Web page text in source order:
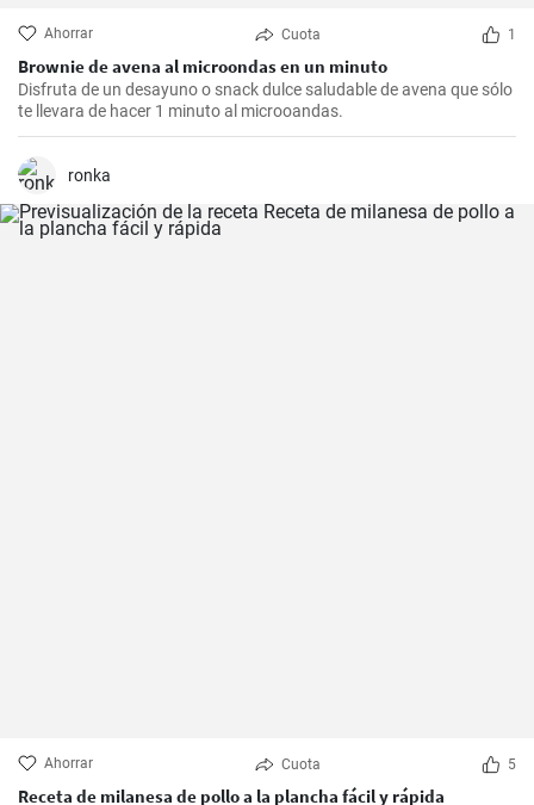
Ahorrar Cuota 1
Brownie de avena al microondas en un minuto
Disfruta de un desayuno o snack dulce saludable de avena que sólo
te llevara de hacer 1 minuto al microoandas.
ronka
Ahorrar Cuota 5
Receta de milanesa de pollo a la plancha fácil y rápida